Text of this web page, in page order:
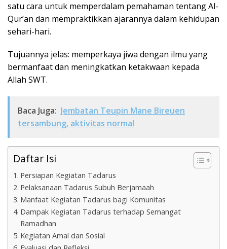
satu cara untuk memperdalam pemahaman tentang Al-
Qur’an dan mempraktikkan ajarannya dalam kehidupan
sehari-hari.
Tujuannya jelas: memperkaya jiwa dengan ilmu yang
bermanfaat dan meningkatkan ketakwaan kepada
Allah SWT.
Baca Juga: Jembatan Teupin Mane Bireuen
tersambung, aktivitas normal
Daftar Isi
Persiapan Kegiatan Tadarus
Pelaksanaan Tadarus Subuh Berjamaah
Manfaat Kegiatan Tadarus bagi Komunitas
Dampak Kegiatan Tadarus terhadap Semangat
Ramadhan
Kegiatan Amal dan Sosial